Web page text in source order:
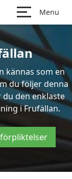
Menu
kännas som en
du följer denna
den enklaste
i Frufällan.